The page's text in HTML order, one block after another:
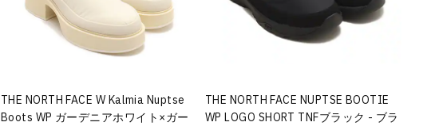
THE NORTH FACE W Kalmia Nuptse
Boots WP ガーデニアホワイト×ガー
THE NORTH FACE NUPTSE BOOTIE
WP LOGO SHORT TNFブラック - ブラ